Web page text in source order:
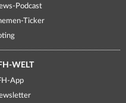
Podcast
Ticker
WELT
App